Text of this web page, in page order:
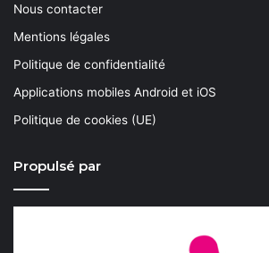
Nous contacter
Mentions légales
Politique de confidentialité
Applications mobiles Android et iOS
Politique de cookies (UE)
Propulsé par